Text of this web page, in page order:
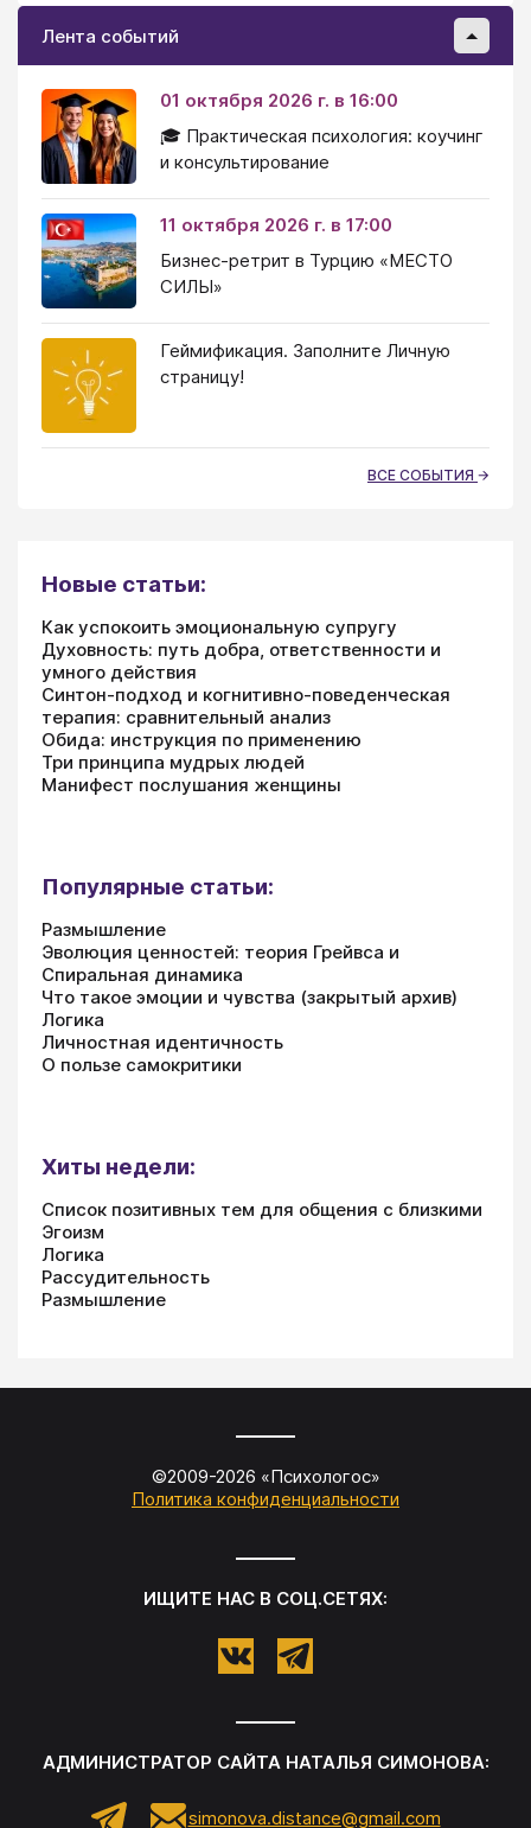
Лента событий
01 октября 2026 г. в 16:00
🎓 Практическая психология: коучинг
и консультирование
11 октября 2026 г. в 17:00
Бизнес-ретрит в Турцию «МЕСТО
СИЛЫ»
Геймификация. Заполните Личную
страницу!
ВСЕ СОБЫТИЯ
Новые статьи:
Как успокоить эмоциональную супругу
Духовность: путь добра, ответственности и
умного действия
Синтон-подход и когнитивно-поведенческая
терапия: сравнительный анализ
Обида: инструкция по применению
Три принципа мудрых людей
Манифест послушания женщины
Популярные статьи:
Размышление
Эволюция ценностей: теория Грейвса и
Спиральная динамика
Что такое эмоции и чувства (закрытый архив)
Логика
Личностная идентичность
О пользе самокритики
Хиты недели:
Список позитивных тем для общения с близкими
Эгоизм
Логика
Рассудительность
Размышление
©2009-2026 «Психологос»
Политика конфиденциальности
ИЩИТЕ НАС В СОЦ.СЕТЯХ:
АДМИНИСТРАТОР САЙТА НАТАЛЬЯ СИМОНОВА:
simonova.distance@gmail.com